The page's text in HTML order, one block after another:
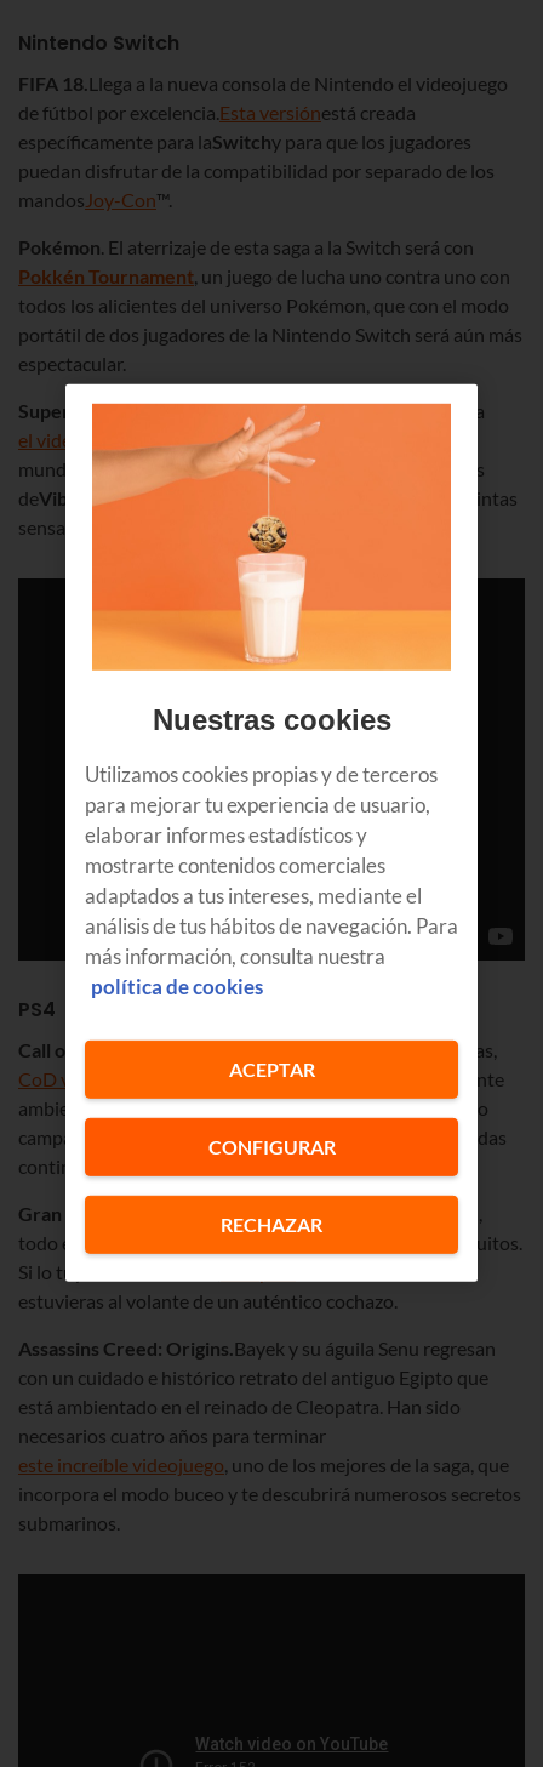
Nintendo Switch
FIFA 18.Llega a la nueva consola de Nintendo el videojuego
de fútbol por excelencia.Esta versiónestá creada
específicamente para laSwitchy para que los jugadores
puedan disfrutar de la compatibilidad por separado de los
mandos Joy-Con™.
Pokémon. El aterrizaje de esta saga a la Switch será con
Pokkén Tournament, un juego de lucha uno contra uno con
todos los alicientes del universo Pokémon, que con el modo
portátil de dos jugadores de la Nintendo Switch será aún más
espectacular.
Super Mario Odyssey. El 27 de octubre saldrá a la venta
el videojuego más espectacular de Mario
mundos, gráficos increíbles, y las nuevas funcionalidades
deVibración HD de los mandos, con las que tendrás distintas
sensaciones físicas de forma híper realista.
PS4
Call of Duty WWII.
Después de varias entregas futuristas,
CoD vuelve a sus orígenesy propone una acción trepidante
ambientada en la Segunda Guerra Mundial. Tendrá modo
campaña y un potente modo multijugador para que puedas
continuar por la senda de los
Gran Turismo Sport.
Realismo, autenticidad y velocidad,
todo ello aderezado con 140 modelos de coche y 19 circuitos.
Si lo tuyo son los coches,
estuvieras al volante de un auténtico cochazo.
Assassins Creed: Origins.Bayek y su águila Senu regresan
con un cuidado e histórico retrato del antiguo Egipto que
está ambientado en el reinado de Cleopatra. Han sido
necesarios cuatro años para terminar
este increíble videojuego, uno de los mejores de la saga, que
incorpora el modo buceo y te descubrirá numerosos secretos
submarinos.
Nuestras cookies
Utilizamos cookies propias y de terceros
para mejorar tu experiencia de usuario,
elaborar informes estadísticos y
mostrarte contenidos comerciales
adaptados a tus intereses, mediante el
análisis de tus hábitos de navegación. Para
más información, consulta nuestra
política de cookies
CONFIGURAR
RECHAZAR
ACEPTAR